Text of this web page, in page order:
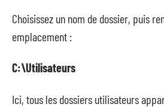
Choisissez un nom de dossier, puis
emplacement :
C:\Utilisateurs
Ici, tous les dossiers utilisateurs